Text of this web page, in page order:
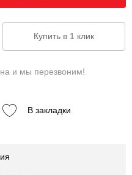
и мы перезвоним!
В закладки